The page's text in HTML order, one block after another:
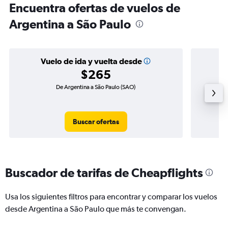
Encuentra ofertas de vuelos de
Argentina a São Paulo
Vuelo de ida y vuelta desde
$265
De Argentina a São Paulo (SAO)
Buscar ofertas
Buscador de tarifas de Cheapflights
Usa los siguientes filtros para encontrar y comparar los vuelos
desde Argentina a São Paulo que más te convengan.